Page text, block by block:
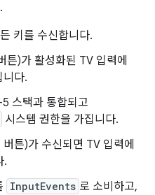
키를 수신합니다.
튼)가 활성화된 TV 입력에
니다.
스택과 통합되고
시스템 권한을 가집니다.
튼)가 수신되면 TV 입력에
.
InputEvents 로 소비하고,